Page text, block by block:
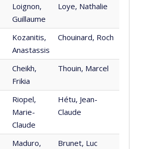
Loignon,
Guillaume
Loye, Nathalie
Kozanitis,
Anastassis
Chouinard, Roch
Cheikh,
Frikia
Thouin, Marcel
Riopel,
Marie-
Claude
Hétu, Jean-
Claude
Maduro,
Brunet, Luc